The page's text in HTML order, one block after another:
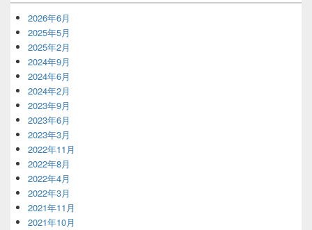
2026年6月
2025年5月
2025年2月
2024年9月
2024年6月
2024年2月
2023年9月
2023年6月
2023年3月
2022年11月
2022年8月
2022年4月
2022年3月
2021年11月
2021年10月